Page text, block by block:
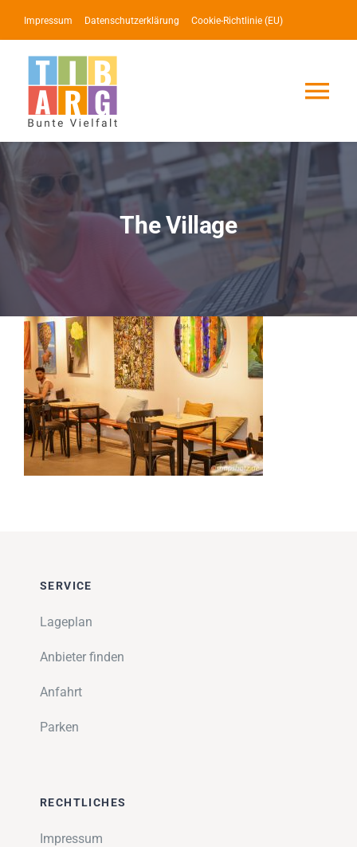
Inhalt
springen
Impressum Datenschutzerklärung Cookie-Richtlinie (EU)
Lotse
Service
Events
Impressionen
Über uns
SUCHE
The Village
SERVICE
Lageplan
Anbieter finden
Anfahrt
Parken
RECHTLICHES
Impressum